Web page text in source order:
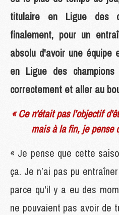
titulaire en Ligue des
finalement, pour un
absolu d'avoir une équipe
en Ligue des
correctement et aller au
« Ce n'était pas l’objectif
mais à la fin, je pense
« Je pense que cette
ça. Je n’ai pas pu
parce qu'il y a eu des
ne pouvaient pas avoir de